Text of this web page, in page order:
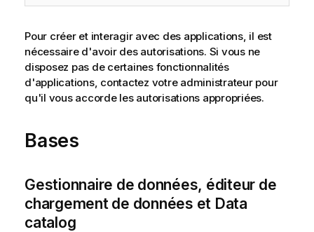
Pour créer et interagir avec des applications, il est
nécessaire d'avoir des autorisations. Si vous ne
disposez pas de certaines fonctionnalités
d'applications, contactez votre administrateur pour
qu'il vous accorde les autorisations appropriées.
Bases
Gestionnaire de données, éditeur de
chargement de données et Data
catalog